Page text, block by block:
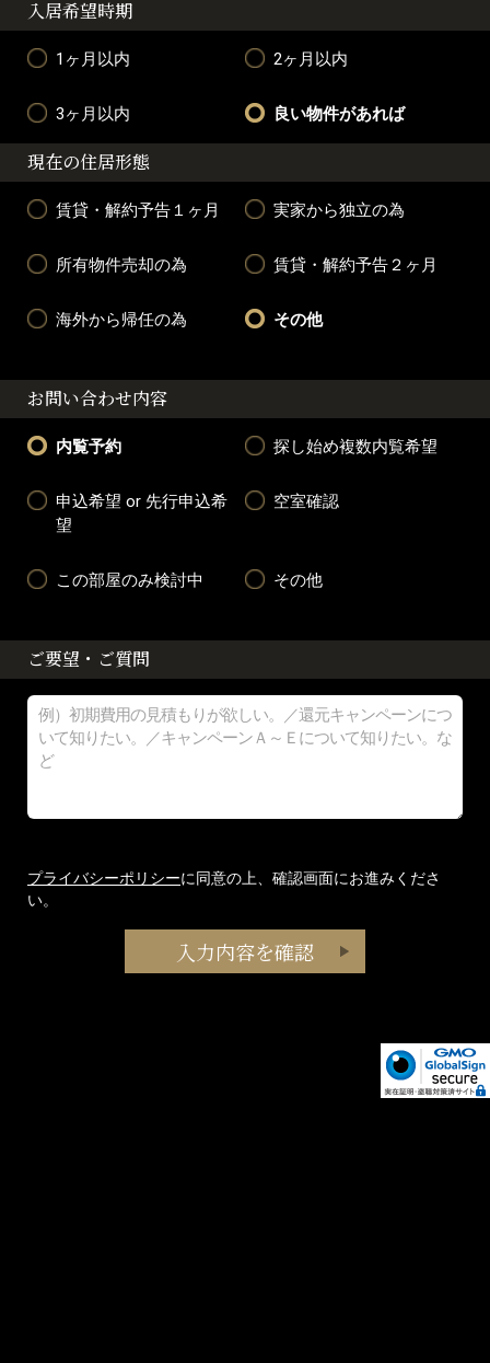
入居希望時期
1ヶ月以内 2ヶ月以内
3ヶ月以内 良い物件があれば
現在の住居形態
賃貸・解約予告１ヶ月 実家から独立の為
所有物件売却の為 賃貸・解約予告２ヶ月
海外から帰任の為 その他
お問い合わせ内容
内覧予約 探し始め複数内覧希望
申込希望 or 先行申込希
望
空室確認
この部屋のみ検討中 その他
ご要望・ご質問
プライバシーポリシーに同意の上、確認画面にお進みくださ
い。